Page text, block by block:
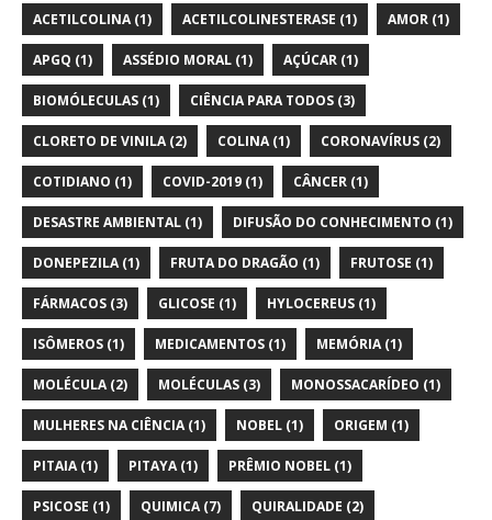
ACETILCOLINA(1) ACETILCOLINESTERASE (1) AMOR (1)
APGQ (1) ASSÉDIO MORAL (1) AÇÚCAR (1)
BIOMÓLECULAS (1) CIÊNCIA PARA TODOS (3)
CLORETO DE VINILA(2) COLINA(1) CORONAVÍRUS (2)
COTIDIANO (1) COVID-2019 (1) CÂNCER (1)
DESASTRE AMBIENTAL (1) DIFUSÃO DO CONHECIMENTO (1)
DONEPEZILA(1) FRUTA DO DRAGÃO (1) FRUTOSE (1)
FÁRMACOS (3) GLICOSE (1) HYLOCEREUS (1)
ISÔMEROS (1) MEDICAMENTOS (1) MEMÓRIA(1)
MOLÉCULA(2) MOLÉCULAS (3) MONOSSACARÍDEO (1)
MULHERES NA CIÊNCIA(1) NOBEL (1) ORIGEM (1)
PITAIA(1) PITAYA(1) PRÊMIO NOBEL (1)
PSICOSE (1) QUIMICA(7) QUIRALIDADE (2)